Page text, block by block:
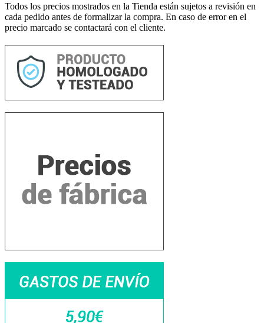
Todos los precios mostrados en la Tienda están sujetos a revisión en
cada pedido antes de formalizar la compra. En caso de error en el
precio marcado se contactará con el cliente.